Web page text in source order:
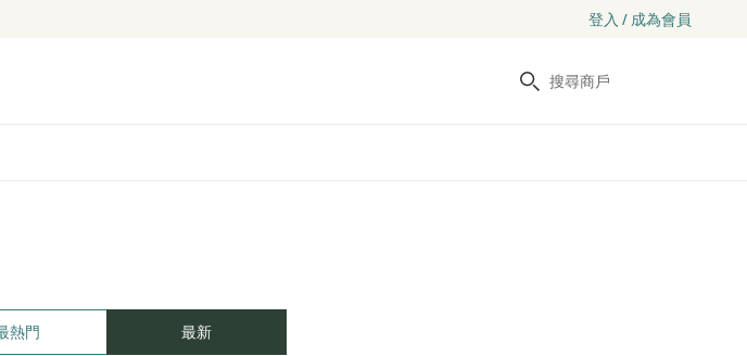
登入 / 成為會員
搜尋
熱門 最新